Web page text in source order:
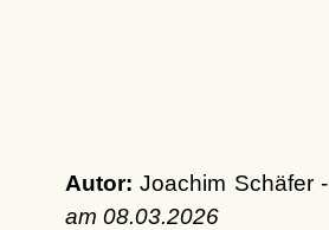
Autor: Joachim Schäfer -
am 08.03.2026